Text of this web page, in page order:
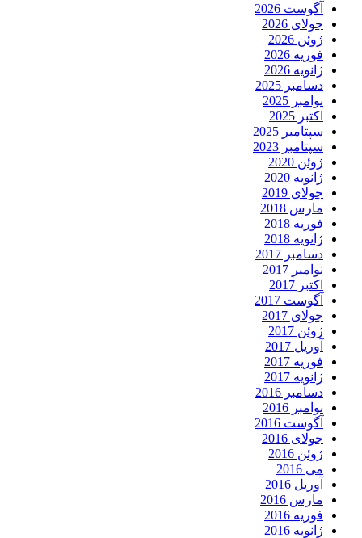
آگوست 2026
جولای 2026
ژوئن 2026
فوریه 2026
ژانویه 2026
دسامبر 2025
نوامبر 2025
اکتبر 2025
سپتامبر 2025
سپتامبر 2023
ژوئن 2020
ژانویه 2020
جولای 2019
مارس 2018
فوریه 2018
ژانویه 2018
دسامبر 2017
نوامبر 2017
اکتبر 2017
آگوست 2017
جولای 2017
ژوئن 2017
آوریل 2017
فوریه 2017
ژانویه 2017
دسامبر 2016
نوامبر 2016
آگوست 2016
جولای 2016
ژوئن 2016
می 2016
آوریل 2016
مارس 2016
فوریه 2016
ژانویه 2016